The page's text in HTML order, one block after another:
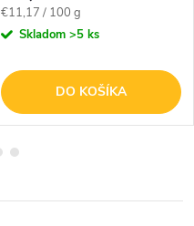
Jednotková
cena:
€11,17 / 100 g
Skladom >5 ks
DO KOŠÍKA